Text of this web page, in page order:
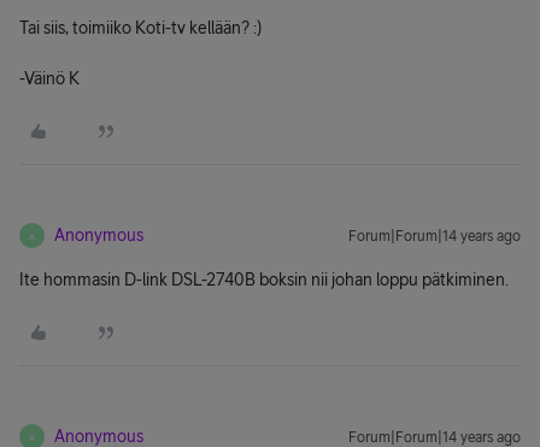
Tai siis, toimiiko Koti-tv kellään? :)
-Väinö K
A Anonymous Forum|Forum|14 years ago
Ite hommasin D-link DSL-2740B boksin nii johan loppu pätkiminen.
A Anonymous Forum|Forum|14 years ago